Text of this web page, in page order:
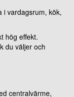
i vardagsrum, kök,
hög effekt.
du väljer och
centralvärme,